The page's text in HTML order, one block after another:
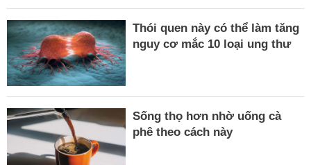
Thói quen này có thể làm tăng
nguy cơ mắc 10 loại ung thư
Sống thọ hơn nhờ uống cà
phê theo cách này